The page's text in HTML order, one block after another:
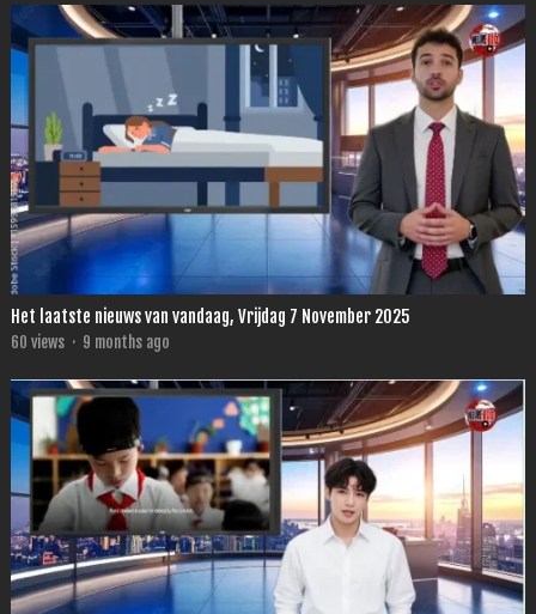
Het laatste nieuws van vandaag, Vrijdag 7 November 2025
60 views · 9 months ago